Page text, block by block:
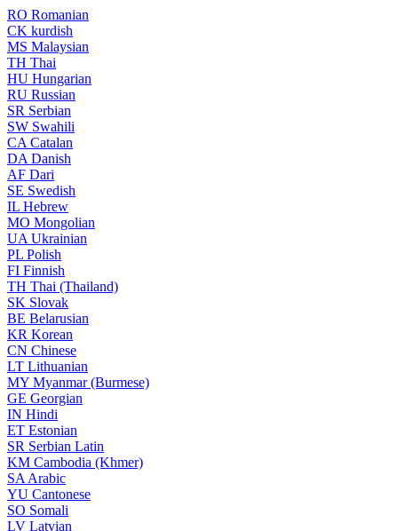
RO Romanian
CK kurdish
MS Malaysian
TH Thai
HU Hungarian
RU Russian
SR Serbian
SW Swahili
CA Catalan
DA Danish
AF Dari
SE Swedish
IL Hebrew
MO Mongolian
UA Ukrainian
PL Polish
FI Finnish
TH Thai (Thailand)
SK Slovak
BE Belarusian
KR Korean
CN Chinese
LT Lithuanian
MY Myanmar (Burmese)
GE Georgian
IN Hindi
ET Estonian
SR Serbian Latin
KM Cambodia (Khmer)
SA Arabic
YU Cantonese
SO Somali
LV Latvian